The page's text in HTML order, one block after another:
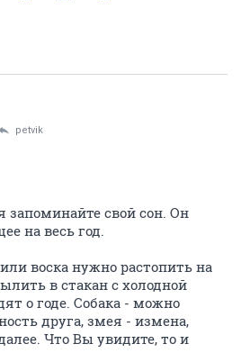
petvik
запоминайте свой сон. Он
на весь год.
воска нужно растопить на
в стакан с холодной
о годе. Собака - можно
друга, змея - измена,
Что Вы увидите, то и